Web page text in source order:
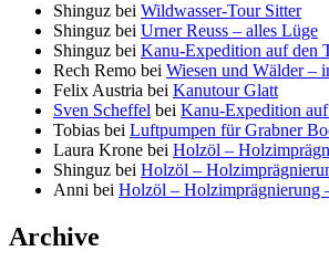
Shinguz bei Wildwasser-Tour Sitter
Shinguz bei Urner Reuss – alles Lüge
Shinguz bei Kanu-Expedition auf den
Rech Remo bei Wiesen und Wälder –
Felix Austria bei Kanutour Glatt
Sven Scheffel bei Kanu-Expedition
Tobias bei Luftpumpen für Grabner
Laura Krone bei Holzöl –
Shinguz bei Holzöl –
Anni bei Holzöl – Holzimprägnierung
Archive